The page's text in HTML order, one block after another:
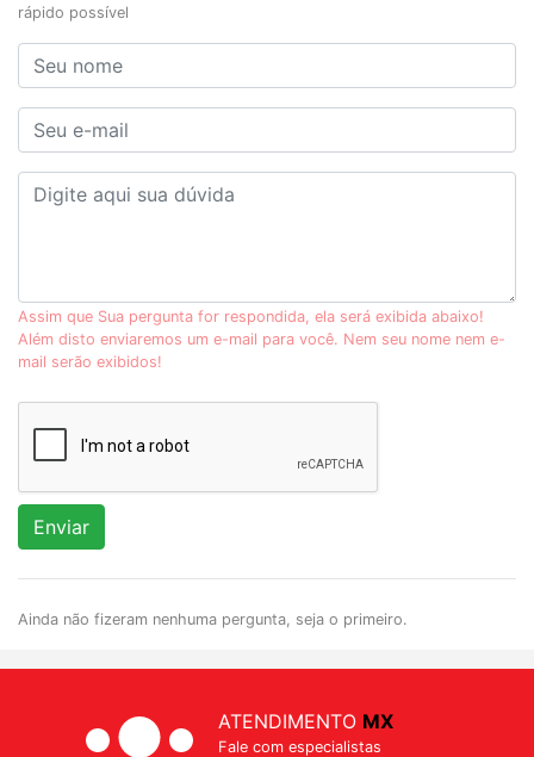
rápido possível
Assim que Sua pergunta for respondida, ela será exibida abaixo!
Além disto enviaremos um e-mail para você. Nem seu nome nem e-
mail serão exibidos!
Enviar
Ainda não fizeram nenhuma pergunta, seja o primeiro.
ATENDIMENTO MX
Fale com especialistas